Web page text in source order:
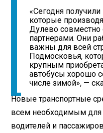
«Сегодня
которые
Дулево
партнерами. Они
важны для всей
Подмосковья,
крупным
автобусы хорошо
числе зимой», —
Новые транспортные
всем необходимым для
водителей и